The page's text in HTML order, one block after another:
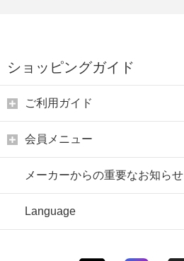
ショッピングガイド
ご利用ガイド
会員メニュー
メーカーからの重要なお知らせ
Language